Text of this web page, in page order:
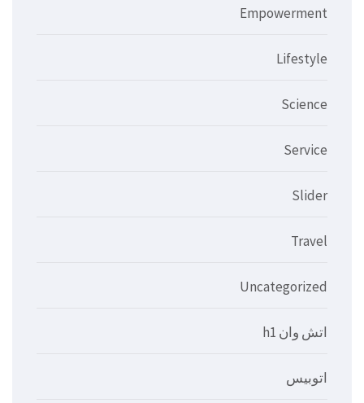
Empowerment
Lifestyle
Science
Service
Slider
Travel
Uncategorized
اتش وان h1
اتوبيس